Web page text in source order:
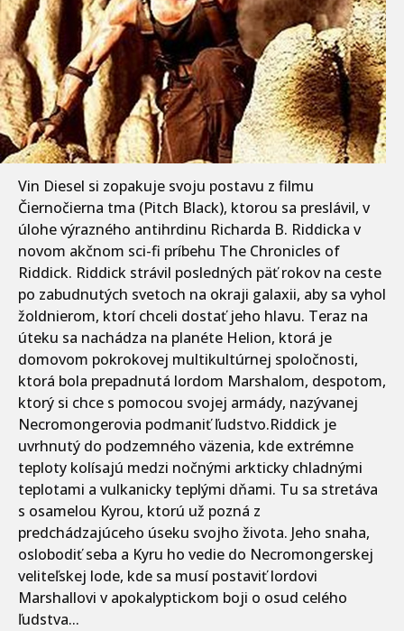
Vin Diesel si zopakuje svoju postavu z filmu
Čiernočierna tma (Pitch Black), ktorou sa preslávil, v
úlohe výrazného antihrdinu Richarda B. Riddicka v
novom akčnom sci-fi príbehu The Chronicles of
Riddick. Riddick strávil posledných päť rokov na ceste
po zabudnutých svetoch na okraji galaxii, aby sa vyhol
žoldnierom, ktorí chceli dostať jeho hlavu. Teraz na
úteku sa nachádza na planéte Helion, ktorá je
domovom pokrokovej multikultúrnej spoločnosti,
ktorá bola prepadnutá lordom Marshalom, despotom,
ktorý si chce s pomocou svojej armády, nazývanej
Necromongerovia podmaniť ľudstvo.Riddick je
uvrhnutý do podzemného väzenia, kde extrémne
teploty kolísajú medzi nočnými arkticky chladnými
teplotami a vulkanicky teplými dňami. Tu sa stretáva
s osamelou Kyrou, ktorú už pozná z
predchádzajúceho úseku svojho života. Jeho snaha,
oslobodiť seba a Kyru ho vedie do Necromongerskej
veliteľskej lode, kde sa musí postaviť lordovi
Marshallovi v apokalyptickom boji o osud celého
ľudstva...